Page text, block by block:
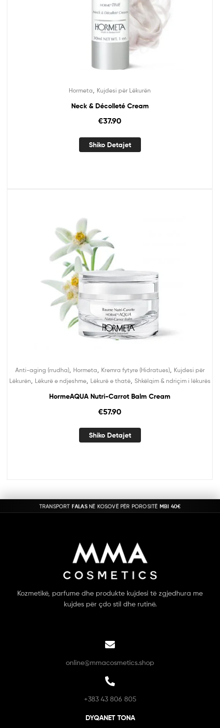
Hormeta Kujdesi për Lëkurën
Neck & Décolleté Cream
€37.90
Shiko Detajet
Anti-aging (rrudha), Hormeta Kremra fytyre (Hidratues), Kujdesi për
Lëkurën
Lëkurë e ndjeshme, Lëkurë e thatë, Shkëlqim & ndriçim i lëkurës
HormeAQUA Nutri-Carrot Balm Cream
€57.90
Shiko Detajet
Kozmetikë, parfume dhe produkte kujdesi të zgjedhura me
kujdes për çdo stil dhe rutinë.
online@mmacosmetics.shop
+383 43 806 805
DYQANET TONA
TRANSPORT FALASNË KOSOVË PËR POROSITË MBI 40€